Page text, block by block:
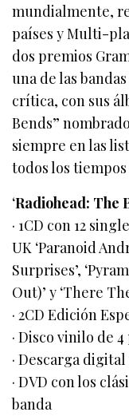
mundialmente,
países y Multi-
dos premios
una de las
crítica, con sus
Bends”
siempre en las
todos los
‘Radiohead: The
· 1CD con 12
UK ‘Paranoid
Surprises’,
Out)’ y ‘There
· 2CD Edición
· Disco vinilo de
· Descarga
· DVD con los
banda